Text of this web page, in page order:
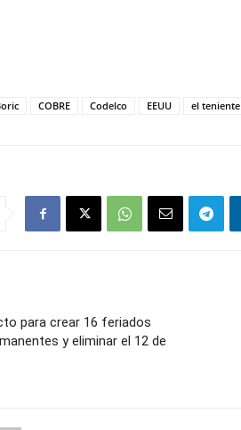
COBRE Codelco EEUU el teniente
para crear 16 feriados
y eliminar el 12 de